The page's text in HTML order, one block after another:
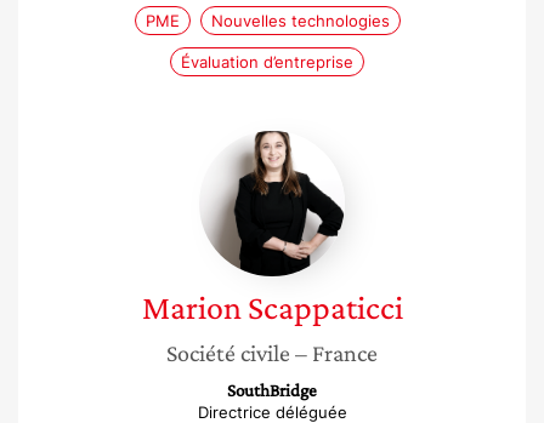
PME Nouvelles technologies
Évaluation d’entreprise
Marion
Scappaticci
Marion Scappaticci
Société civile – France
SouthBridge
Directrice déléguée